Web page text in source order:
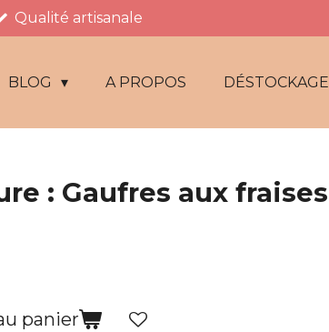
Qualité artisanale
BLOG A PROPOS DÉSTOCKAGE
: Gaufres aux fraises
panier